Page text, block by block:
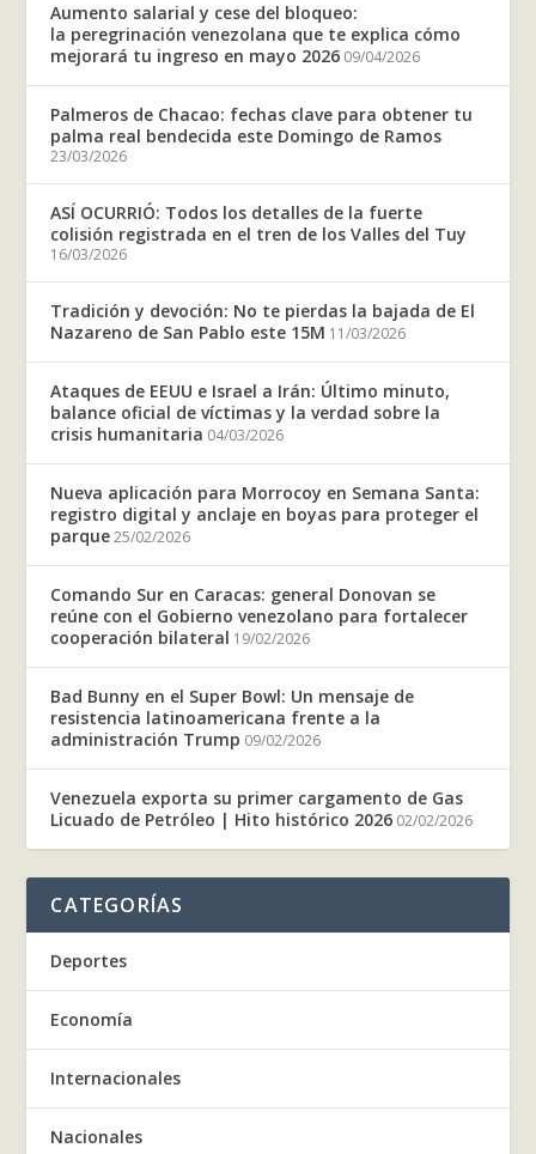
Aumento salarial y cese del bloqueo:
la peregrinación venezolana que te explica cómo
mejorará tu ingreso en mayo 2026 09/04/2026
Palmeros de Chacao: fechas clave para obtener tu
palma real bendecida este Domingo de Ramos
23/03/2026
ASÍ OCURRIÓ: Todos los detalles de la fuerte
colisión registrada en el tren de los Valles del Tuy
16/03/2026
Tradición y devoción: No te pierdas la bajada de El
Nazareno de San Pablo este 15M 11/03/2026
Ataques de EEUU e Israel a Irán: Último minuto,
balance oficial de víctimas y la verdad sobre la
crisis humanitaria 04/03/2026
Nueva aplicación para Morrocoy en Semana Santa:
registro digital y anclaje en boyas para proteger el
parque 25/02/2026
Comando Sur en Caracas: general Donovan se
reúne con el Gobierno venezolano para fortalecer
cooperación bilateral 19/02/2026
Bad Bunny en el Super Bowl: Un mensaje de
resistencia latinoamericana frente a la
administración Trump 09/02/2026
Venezuela exporta su primer cargamento de Gas
Licuado de Petróleo | Hito histórico 2026 02/02/2026
CATEGORÍAS
Deportes
Economía
Internacionales
Nacionales